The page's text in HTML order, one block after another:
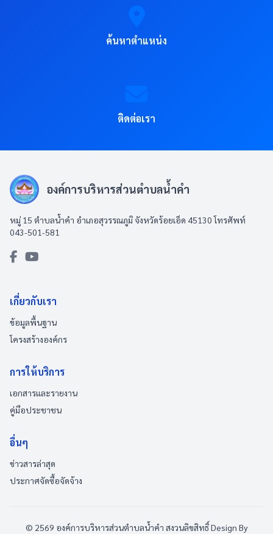
ค้นหาตำแหน่ง
ติดต่อเรา
องค์การบริหารส่วนตำบลน้ำคำ
หมู่ 15 ตำบลน้ำคำ อำเภอสุวรรณภูมิ จังหวัดร้อยเอ็ด 45130 โทรศัพท์
043-501-581
เกี่ยวกับเรา
ข้อมูลพื้นฐาน
โครงสร้างองค์กร
การให้บริการ
เอกสารและรายงาน
คู่มือประชาชน
อื่นๆ
ข่าวสารล่าสุด
ประกาศจัดซื้อจัดจ้าง
© 2569 องค์การบริหารส่วนตำบลน้ำคำ สงวนลิขสิทธิ์Design By